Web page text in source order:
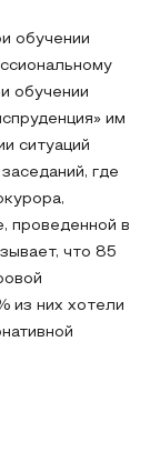
обучении
обучении
им
ситуаций
где
проведенной в
что 85
из них хотели